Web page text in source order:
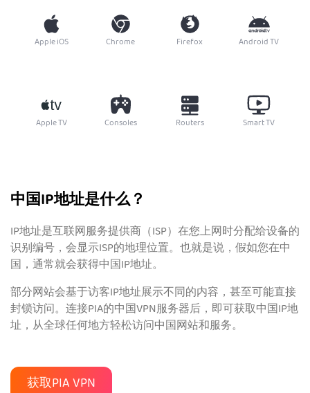
Apple iOS Chrome Firefox Android TV
Apple TV Consoles Routers Smart TV
中国IP地址是什么？
IP地址是互联网服务提供商（ISP）在您上网时分配给设备的
识别编号，会显示ISP的地理位置。也就是说，假如您在中
国，通常就会获得中国IP地址。
部分网站会基于访客IP地址展示不同的内容，甚至可能直接
封锁访问。连接PIA的中国VPN服务器后，即可获取中国IP地
址，从全球任何地方轻松访问中国网站和服务。
获取PIA VPN